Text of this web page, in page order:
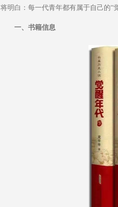
将明白：每一代青年都有属于自己的“
一、书籍信息